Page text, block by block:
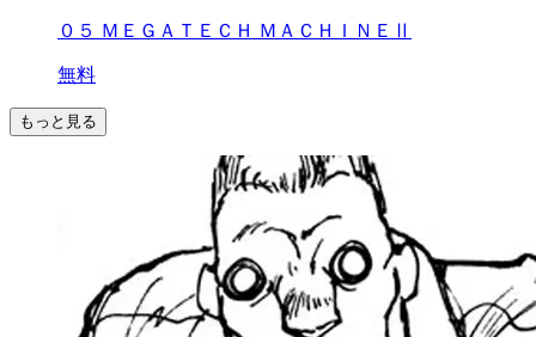
０５ ＭＥＧＡＴＥＣＨ ＭＡＣＨＩＮＥⅡ
無料
もっと見る